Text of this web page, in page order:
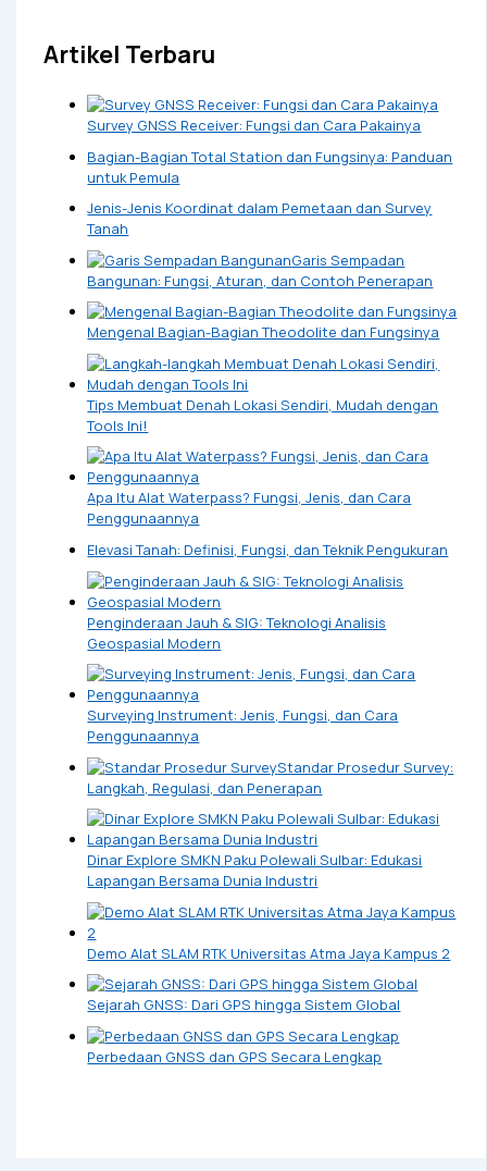
Artikel Terbaru
Survey GNSS Receiver: Fungsi dan Cara Pakainya
Bagian-Bagian Total Station dan Fungsinya: Panduan
untuk Pemula
Jenis-Jenis Koordinat dalam Pemetaan dan Survey
Tanah
Garis Sempadan
Bangunan: Fungsi, Aturan, dan Contoh Penerapan
Mengenal Bagian-Bagian Theodolite dan Fungsinya
Tips Membuat Denah Lokasi Sendiri, Mudah dengan
Tools Ini!
Apa Itu Alat Waterpass? Fungsi, Jenis, dan Cara
Penggunaannya
Elevasi Tanah: Definisi, Fungsi, dan Teknik Pengukuran
Penginderaan Jauh & SIG: Teknologi Analisis
Geospasial Modern
Surveying Instrument: Jenis, Fungsi, dan Cara
Penggunaannya
Standar Prosedur Survey:
Langkah, Regulasi, dan Penerapan
Dinar Explore SMKN Paku Polewali Sulbar: Edukasi
Lapangan Bersama Dunia Industri
Demo Alat SLAM RTK Universitas Atma Jaya Kampus 2
Sejarah GNSS: Dari GPS hingga Sistem Global
Perbedaan GNSS dan GPS Secara Lengkap